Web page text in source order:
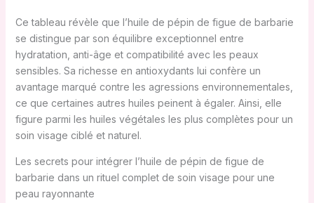
Ce tableau révèle que l’huile de pépin de figue de barbarie
se distingue par son équilibre exceptionnel entre
hydratation, anti-âge et compatibilité avec les peaux
sensibles. Sa richesse en antioxydants lui confère un
avantage marqué contre les agressions environnementales,
ce que certaines autres huiles peinent à égaler. Ainsi, elle
figure parmi les huiles végétales les plus complètes pour un
soin visage ciblé et naturel.
Les secrets pour intégrer l’huile de pépin de figue de
barbarie dans un rituel complet de soin visage pour une
peau rayonnante